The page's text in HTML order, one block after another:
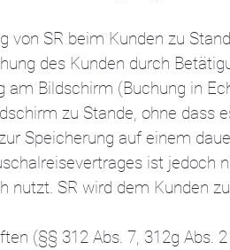
SR beim Kunden zu
des Kunden durch
Bildschirm (Buchung in
zu Stande, ohne dass
Speicherung auf einem
ist jedoch
SR wird dem Kunden
(§§ 312 Abs. 7, 312g Abs.